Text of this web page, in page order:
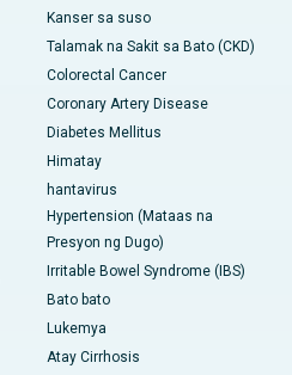
Kanser sa suso
Talamak na Sakit sa Bato (CKD)
Colorectal Cancer
Coronary Artery Disease
Diabetes Mellitus
Himatay
hantavirus
Hypertension (Mataas na
Presyon ng Dugo)
Irritable Bowel Syndrome (IBS)
Bato bato
Lukemya
Atay Cirrhosis